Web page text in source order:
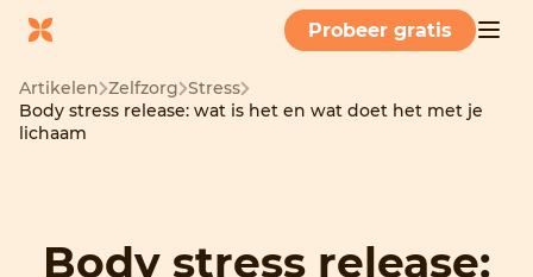
Probeer gratis
Artikelen Zelfzorg Stress
Body stress release: wat is het en wat doet het met je
lichaam
Body stress release: